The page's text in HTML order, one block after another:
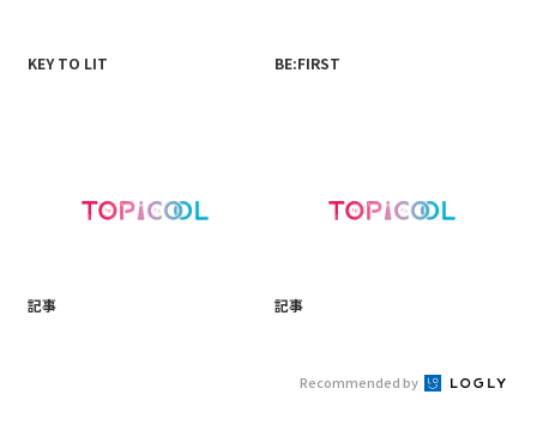
KEY TO LIT BE:FIRST
記事 記事
Recommended by